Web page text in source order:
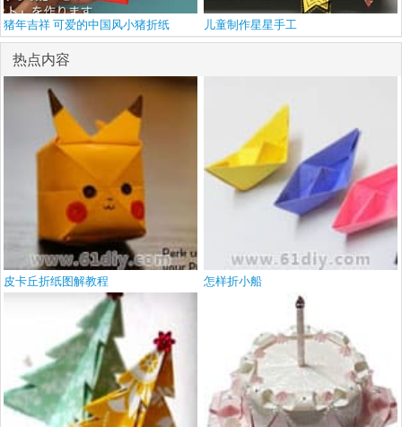
猪年吉祥 可爱的中国风小猪折纸 儿童制作星星手工
热点内容
皮卡丘折纸图解教程 怎样折小船